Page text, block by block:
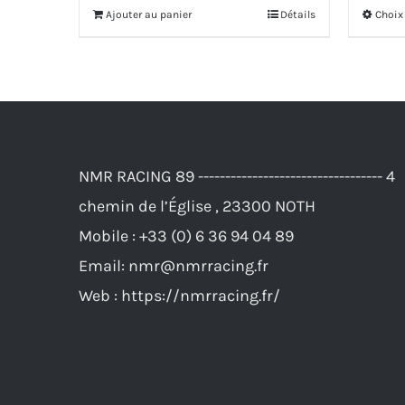
Ajouter au panier Détails
NMR RACING 89 ---------------------------------- 4
chemin de l’Église , 23300 NOTH
Mobile : +33 (0) 6 36 94 04 89
Email: nmr@nmrracing.fr
Web : https://nmrracing.fr/